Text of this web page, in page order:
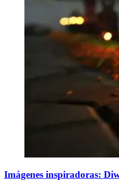
Imágenes inspiradoras: